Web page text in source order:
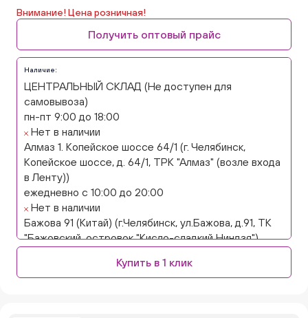
Внимание! Цена розничная!
Получить оптовый прайс
Наличие:
ЦЕНТРАЛЬНЫЙ СКЛАД (Не доступен для
самовывоза)
пн-пт 9:00 до 18:00
Нет в наличии
Алмаз 1. Копейское шоссе 64/1 (г. Челябинск,
Копейское шоссе, д. 64/1, ТРК "Алмаз" (возле входа
в Ленту))
ежедневно с 10:00 до 20:00
Нет в наличии
Бажова 91 (Китай) (г.Челябинск, ул.Бажова, д.91, ТК
"Бажовский, островок "Кисло-сладкий Ниндзя")
Купить в 1 клик